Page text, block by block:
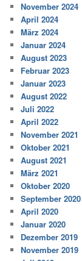
November 2024
April 2024
März 2024
Januar 2024
August 2023
Februar 2023
Januar 2023
August 2022
Juli 2022
April 2022
November 2021
Oktober 2021
August 2021
März 2021
Oktober 2020
September 2020
April 2020
Januar 2020
Dezember 2019
November 2019